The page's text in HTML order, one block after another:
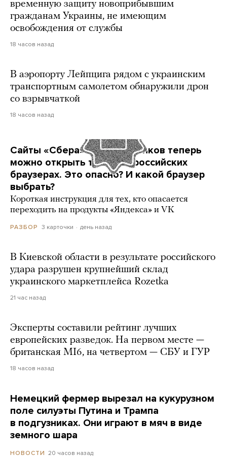
временную защиту новоприбывшим
гражданам Украины, не имеющим
освобождения от службы
18 часов назад
В аэропорту Лейпцига рядом с украинским
транспортным самолетом обнаружили дрон
со взрывчаткой
18 часов назад
Сайты «Сбера» и других банков теперь
можно открыть только в российских
браузерах. Это опасно? И какой браузер
выбрать?
Короткая инструкция для тех, кто опасается
переходить на продукты «Яндекса» и VK
РАЗБОР 3 карточки день назад
В Киевской области в результате российского
удара разрушен крупнейший склад
украинского маркетплейса Rozetka
21 час назад
Эксперты составили рейтинг лучших
европейских разведок. На первом месте —
британская MI6, на четвертом — СБУ и ГУР
18 часов назад
Немецкий фермер вырезал на кукурузном
поле силуэты Путина и Трампа
в подгузниках. Они играют в мяч в виде
земного шара
НОВОСТИ 20 часов назад